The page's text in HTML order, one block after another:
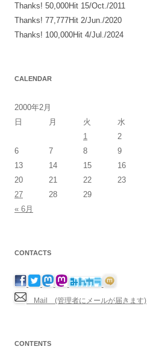
Thanks! 50,000Hit 15/Oct./2011
Thanks! 77,777Hit 2/Jun./2020
Thanks! 100,000Hit 4/Jul./2024
CALENDAR
2000年2月
日
月 火 水
1
2
6
7 8 9
13
14 15 16
20
21 22 23
27
28
29
« 6月
CONTACTS
Mail (管理者にメールが届きます)
CONTENTS